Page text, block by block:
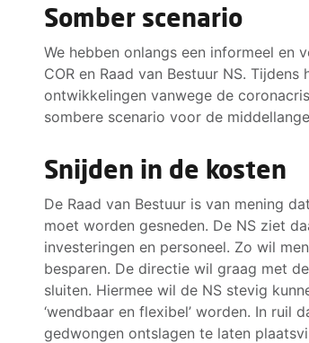
Somber scenario
We hebben onlangs een informeel en
COR en Raad van Bestuur NS.
ontwikkelingen vanwege de
sombere scenario voor de
Snijden in de kosten
De Raad van Bestuur is van mening
moet worden gesneden. De NS ziet
investeringen en personeel. Zo wil
besparen. De directie wil graag met
sluiten. Hiermee wil de NS stevig
‘wendbaar en flexibel’ worden. In ruil
gedwongen ontslagen te laten